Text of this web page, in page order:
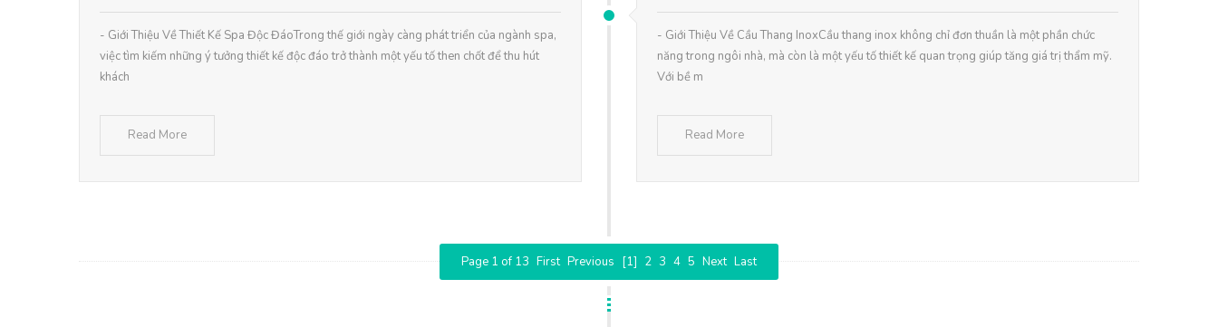
- Giới Thiệu Về Thiết Kế Spa Độc ĐáoTrong thế giới ngày càng phát triển của ngành spa,
việc tìm kiếm những ý tưởng thiết kế độc đáo trở thành một yếu tố then chốt để thu hút
khách
Read More
- Giới Thiệu Về Cầu Thang InoxCầu thang inox không chỉ đơn thuần là một phần chức
năng trong ngôi nhà, mà còn là một yếu tố thiết kế quan trọng giúp tăng giá trị thẩm mỹ.
Với bề m
Read More
Page 1 of 13 First Previous [1] 2 3 4 5 Next Last